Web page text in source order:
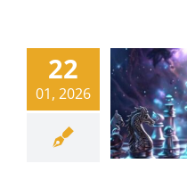
22
01, 2026